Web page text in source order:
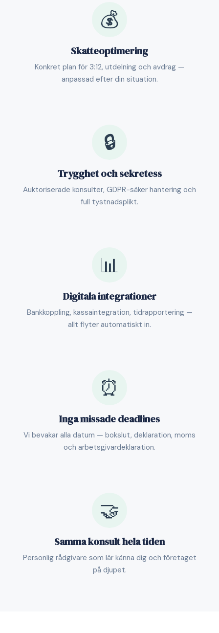
💰
Skatteoptimering
Konkret plan för 3:12, utdelning och avdrag —
anpassad efter din situation.
🔒
Trygghet och sekretess
Auktoriserade konsulter, GDPR-säker hantering och
full tystnadsplikt.
📊
Digitala integrationer
Bankkoppling, kassaintegration, tidrapportering —
allt flyter automatiskt in.
⏰
Inga missade deadlines
Vi bevakar alla datum — bokslut, deklaration, moms
och arbetsgivardeklaration.
🤝
Samma konsult hela tiden
Personlig rådgivare som lär känna dig och företaget
på djupet.